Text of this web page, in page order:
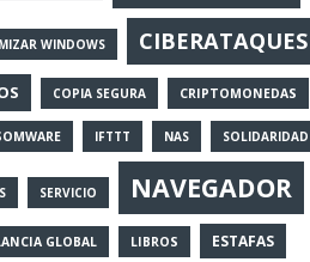
WINDOWS CIBERATAQUES
COPIA SEGURA CRIPTOMONEDAS
IFTTT NAS SOLIDARIDAD
SERVICIO NAVEGADOR
GLOBAL LIBROS ESTAFAS